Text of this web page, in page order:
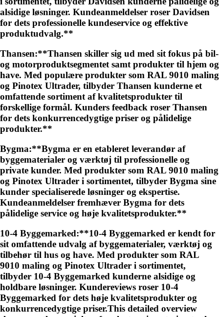
alsidige løsninger. Kundeanmeldelser roser Davidsen
for dets professionelle kundeservice og effektive
produktudvalg.**
Thansen:**Thansen skiller sig ud med sit fokus på bil-
og motorproduktsegmentet samt produkter til hjem og
have. Med populære produkter som RAL 9010 maling
og Pinotex Ultrader, tilbyder Thansen kunderne et
omfattende sortiment af kvalitetsprodukter til
forskellige formål. Kunders feedback roser Thansen
for dets konkurrencedygtige priser og pålidelige
produkter.**
Bygma:**Bygma er en etableret leverandør af
byggematerialer og værktøj til professionelle og
private kunder. Med produkter som RAL 9010 maling
og Pinotex Ultrader i sortimentet, tilbyder Bygma sine
kunder specialiserede løsninger og ekspertise.
Kundeanmeldelser fremhæver Bygma for dets
pålidelige service og høje kvalitetsprodukter.**
10-4 Byggemarked:**10-4 Byggemarked er kendt for
sit omfattende udvalg af byggematerialer, værktøj og
tilbehør til hus og have. Med produkter som RAL
9010 maling og Pinotex Ultrader i sortimentet,
tilbyder 10-4 Byggemarked kunderne alsidige og
holdbare løsninger. Kundereviews roser 10-4
Byggemarked for dets høje kvalitetsprodukter og
konkurrencedygtige priser.This detailed overview